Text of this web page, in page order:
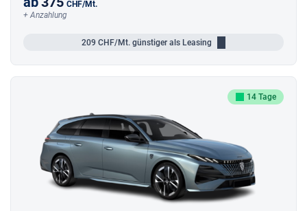
CHF/Mt.
+ Anzahlung
209 CHF/Mt. günstiger als Leasing
14 Tage